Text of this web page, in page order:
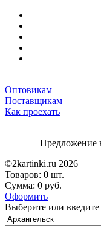
Оптовикам
Поставщикам
Как проехать
Предложение
©2kartinki.ru 2026
Товаров: 0 шт.
Сумма: 0 руб.
Оформить
Выберите или введите